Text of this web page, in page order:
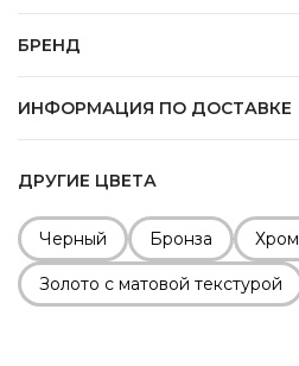
БРЕНД
ИНФОРМАЦИЯ ПО ДОСТАВКЕ
ДРУГИЕ ЦВЕТА
Черный Бронза Хром
Золото с матовой текстурой